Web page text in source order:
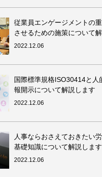
従業員エンゲージメントの
させるための施策について
2022.12.06
国際標準規格ISO30414と人
報開示について解説します
2022.12.06
人事ならおさえておきたい
基礎知識について解説します
2022.12.06